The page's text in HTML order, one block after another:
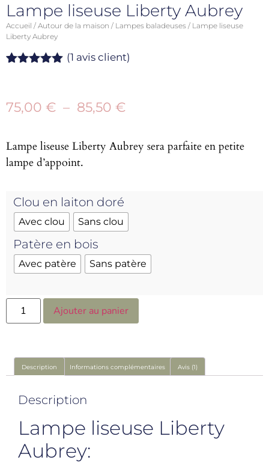
Lampe liseuse Liberty Aubrey
Accueil / Autour de la maison / Lampes baladeuses / Lampe liseuse
Liberty Aubrey
notation
client
(1 avis client)
75,00 € – 85,50 €
Lampe liseuse Liberty Aubrey sera parfaite en petite
lampe d’appoint.
Clou en laiton doré
Avec clou Sans clou
Patère en bois
Avec patère Sans patère
Ajouter au panier
Description Informations complémentaires Avis (1)
Description
Lampe liseuse Liberty
Aubrey: